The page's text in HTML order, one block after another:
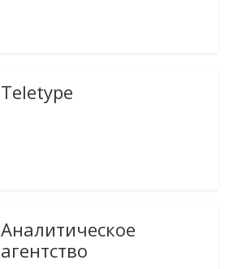
Teletype
Аналитическое
агентство